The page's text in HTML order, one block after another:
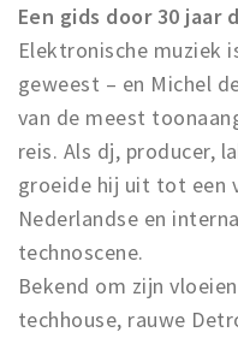
Een gids door 30 jaar
Elektronische muziek
geweest – en Michel
van de meest
reis. Als dj, producer,
groeide hij uit tot een
Nederlandse en
technoscene.
Bekend om zijn
techhouse, rauwe